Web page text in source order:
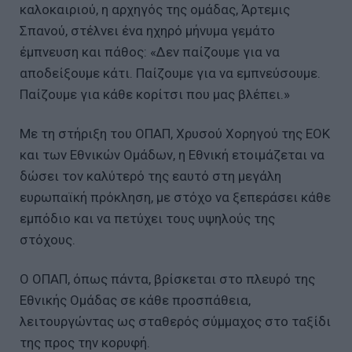
καλοκαιριού, η αρχηγός της ομάδας, Άρτεμις
Σπανού, στέλνει ένα ηχηρό μήνυμα γεμάτο
έμπνευση και πάθος: «Δεν παίζουμε για να
αποδείξουμε κάτι. Παίζουμε για να εμπνεύσουμε.
Παίζουμε για κάθε κορίτσι που μας βλέπει.»
Με τη στήριξη του ΟΠΑΠ, Χρυσού Χορηγού της ΕΟΚ
και των Εθνικών Ομάδων, η Εθνική ετοιμάζεται να
δώσει τον καλύτερό της εαυτό στη μεγάλη
ευρωπαϊκή πρόκληση, με στόχο να ξεπεράσει κάθε
εμπόδιο και να πετύχει τους υψηλούς της
στόχους.
Ο ΟΠΑΠ, όπως πάντα, βρίσκεται στο πλευρό της
Εθνικής Ομάδας σε κάθε προσπάθεια,
λειτουργώντας ως σταθερός σύμμαχος στο ταξίδι
της προς την κορυφή.